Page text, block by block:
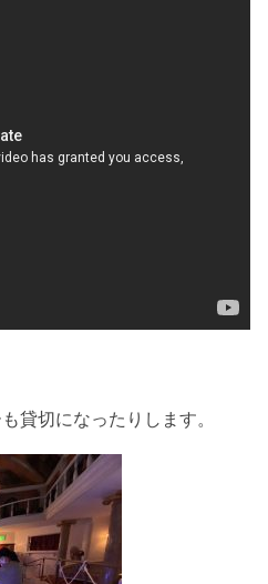
貸切になったりします。